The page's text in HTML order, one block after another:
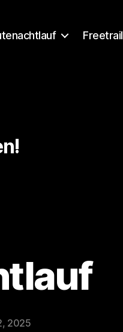
Freetrail
2025